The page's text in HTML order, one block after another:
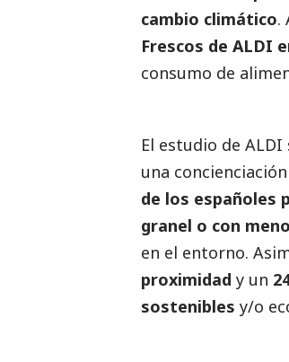
cambio climático.
Frescos de ALDI
consumo de
El estudio de
una
de los españoles
granel o con
en el entorno.
proximidad y un
sostenibles y/o